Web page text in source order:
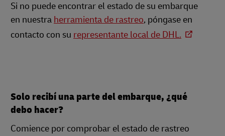
Si no puede encontrar el estado de su embarque
en nuestra herramienta de rastreo, póngase en
contacto con su representante local de DHL.
Solo recibí una parte del embarque, ¿qué
debo hacer?
Comience por comprobar el estado de rastreo